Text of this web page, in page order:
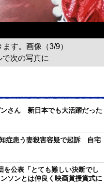
す。画像（3/9）
で次の写真に
ンさん 新日本でも大活躍だった
症患う妻殺害容疑で起訴 自宅
を公表「とても難しい決断でし
ソンとは仲良く映画賞授賞式に